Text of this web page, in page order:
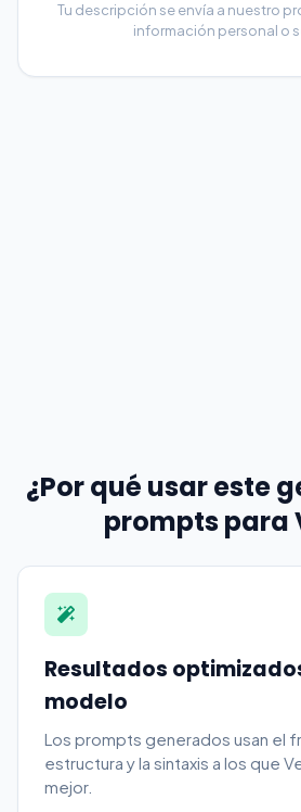
Tu descripción se envía a nuestro
información personal o
¿Por qué usar este
prompts para
Resultados
modelo
Los prompts generados usan el
estructura y la sintaxis a los que
mejor.